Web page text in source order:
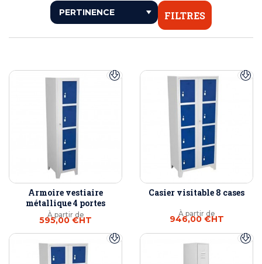
FILTRES
Armoire vestiaire
métallique 4 portes
À partir de
595,00 €HT
Casier visitable 8 cases
À partir de
946,00 €HT